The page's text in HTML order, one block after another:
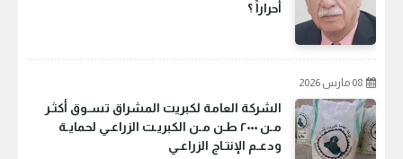
أحراراً ؟
08 مارس 2026
الشركة العامة لكبريت المشراق تسـوق أكثـر
مـن ٢٠٠٠ طـن مـن الكبريـت الزراعـي لحمايـة
ودعـم الإنتـاج الزراعـي